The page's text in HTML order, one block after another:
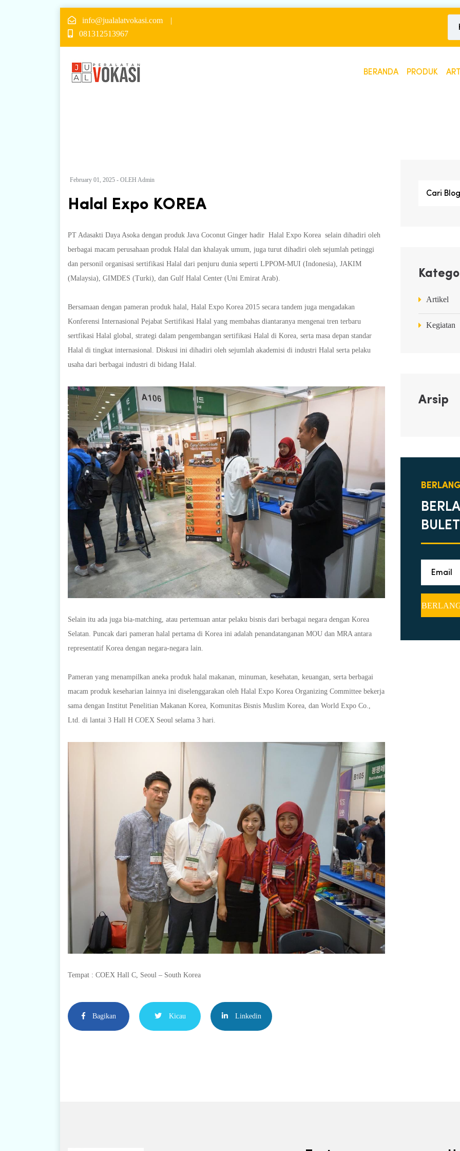
info@jualalatvokasi.com
081312513967
BERANDA PRODUK
February 01, 2025 - OLEH Admin
Halal Expo KOREA
PT Adasakti Daya Asoka dengan produk Java Coconut Ginger hadir Halal Expo Korea selain dihadiri oleh
berbagai macam perusahaan produk Halal dan khalayak umum, juga turut dihadiri oleh sejumlah petinggi
dan personil organisasi sertifikasi Halal dari penjuru dunia seperti LPPOM-MUI (Indonesia), JAKIM
(Malaysia), GIMDES (Turki), dan Gulf Halal Center (Uni Emirat Arab).
Bersamaan dengan pameran produk halal, Halal Expo Korea 2015 secara tandem juga mengadakan
Konferensi Internasional Pejabat Sertifikasi Halal yang membahas diantaranya mengenai tren terbaru
sertfikasi Halal global, strategi dalam pengembangan sertifikasi Halal di Korea, serta masa depan standar
Halal di tingkat internasional. Diskusi ini dihadiri oleh sejumlah akademisi di industri Halal serta pelaku
usaha dari berbagai industri di bidang Halal.
Selain itu ada juga bia-matching, atau pertemuan antar pelaku bisnis dari berbagai negara dengan Korea
Selatan. Puncak dari pameran halal pertama di Korea ini adalah penandatanganan MOU dan MRA antara
representatif Korea dengan negara-negara lain.
Pameran yang menampilkan aneka produk halal makanan, minuman, kesehatan, keuangan, serta berbagai
macam produk keseharian lainnya ini diselenggarakan oleh Halal Expo Korea Organizing Committee bekerja
sama dengan Institut Penelitian Makanan Korea, Komunitas Bisnis Muslim Korea, dan World Expo Co.,
Ltd. di lantai 3 Hall H COEX Seoul selama 3 hari.
Tempat : COEX Hall C, Seoul – South Korea
Bagikan Kicau Linkedin
Artikel
Kegiatan
Arsip